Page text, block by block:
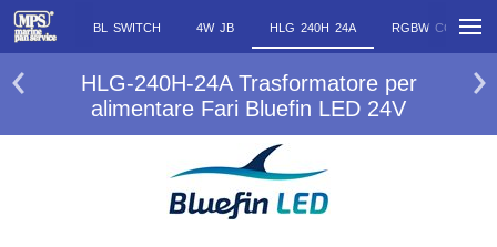
BL SWITCH 4W JB HLG 240H 24A RGBW CC
HLG-240H-24A Trasformatore per
alimentare Fari Bluefin LED 24V